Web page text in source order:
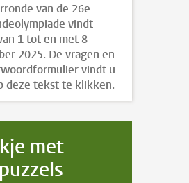
van de 26e
vindt
1 tot en met 8
2025. De vragen en
vindt u
deze tekst te klikken.
met